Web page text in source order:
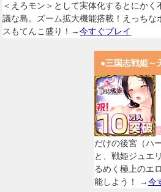
＜えろモン＞として実体化するとにかく
議な島。ズーム拡大機能搭載！えっちな
スもてんこ盛り！→今すぐプレイ
●三国志戦姫～
だけの後宮（ハ
と、戦姫ジュエ
るめく極上のエ
能しよう！ →今